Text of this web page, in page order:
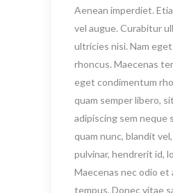
Aenean imperdiet.
vel augue. Curabitur
ultricies nisi. Nam
rhoncus. Maecenas
eget condimentum
quam semper libero,
adipiscing sem neque
quam nunc, blandit
pulvinar, hendrerit id,
Maecenas nec odio
tempus. Donec vitae